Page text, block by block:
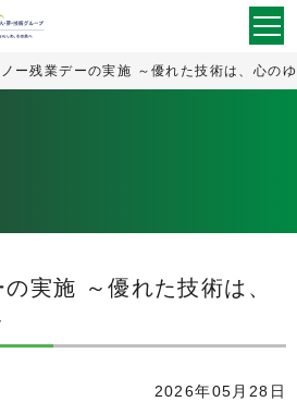
ー残業デーの実施 ～優れた技術は、心の
実施 ～優れた技術は、
2026年05月28日